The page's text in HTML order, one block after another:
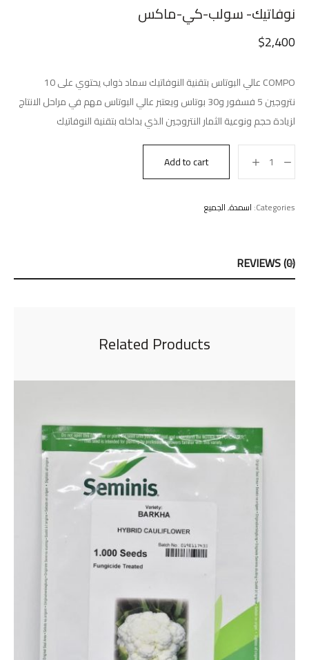
نوفاتيك- سولب-كي-ماكس
$2,400
COMPO عالي البوتاس بتقنية النوفاتيك سماد ذواب يحتوي على 10
نتروجين 5 فسفور و30 بوتاس ويعتبر عالي البوتاس مهم في مراحل الانتاج
لزيادة حجم ونوعية الثمار النتروجين الذي بداخله بتقنية النوفاتيك
Add to cart
Categories: اسمدة,الجميع
REVIEWS (0)
Related Products